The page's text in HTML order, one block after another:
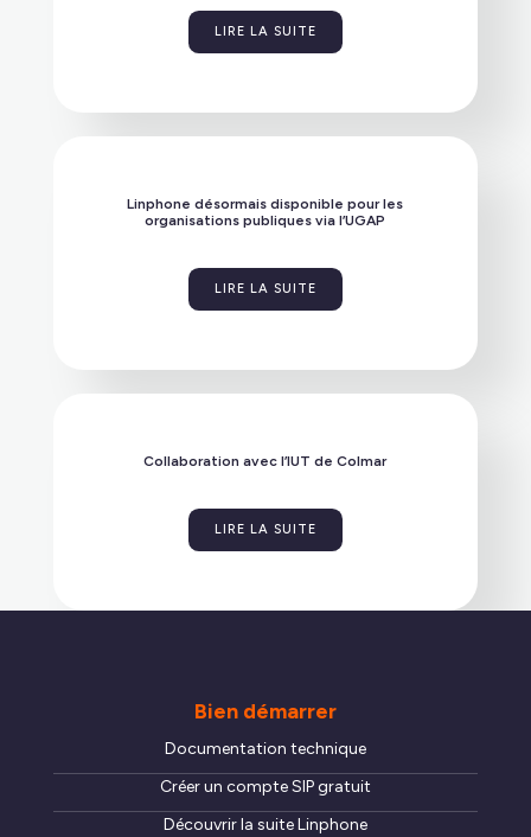
LIRE LA SUITE
Linphone désormais disponible pour les
organisations publiques via l’UGAP
LIRE LA SUITE
Collaboration avec l’IUT de Colmar
LIRE LA SUITE
Bien démarrer
Documentation technique
Créer un compte SIP gratuit
Découvrir la suite Linphone